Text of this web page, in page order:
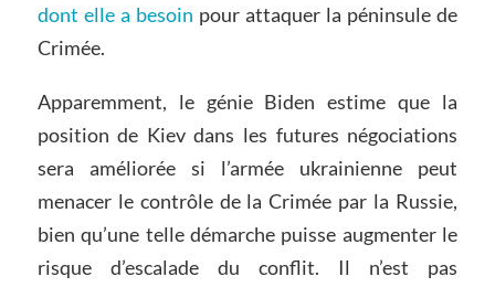
dont elle a besoin pour attaquer la péninsule de
Crimée.
Apparemment, le génie Biden estime que la
position de Kiev dans les futures négociations
sera améliorée si l’armée ukrainienne peut
menacer le contrôle de la Crimée par la Russie,
bien qu’une telle démarche puisse augmenter le
risque d’escalade du conflit. Il n’est pas